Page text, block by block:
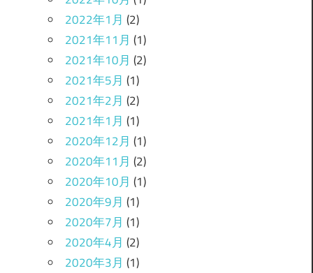
2022年1月 (2)
2021年11月 (1)
2021年10月 (2)
2021年5月 (1)
2021年2月 (2)
2021年1月 (1)
2020年12月 (1)
2020年11月 (2)
2020年10月 (1)
2020年9月 (1)
2020年7月 (1)
2020年4月 (2)
2020年3月 (1)